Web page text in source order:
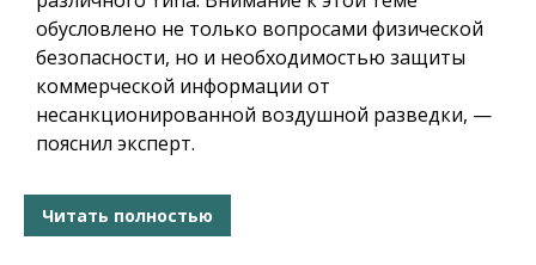
обусловлено не только вопросами физической
безопасности, но и необходимостью защиты
коммерческой информации от
несанкционированной воздушной разведки, —
пояснил эксперт.
Читать полностью